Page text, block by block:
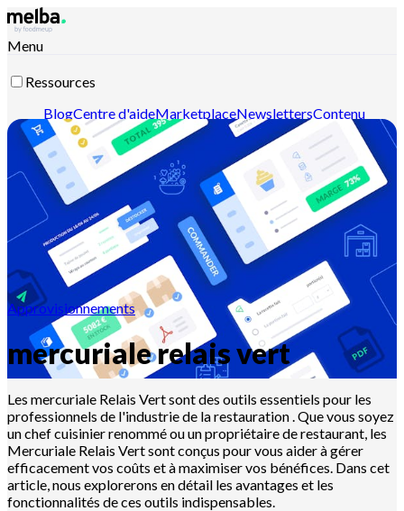
Menu
Ressources
BlogCentre d'aideMarketplaceNewslettersContenu
intelligentDocumentation APIDocumentation MCP
Contactez-nousDécouvrir melba
Approvisionnements
mercuriale relais vert
Les mercuriale Relais Vert sont des outils essentiels pour les
professionnels de l'industrie de la restauration . Que vous soyez
un chef cuisinier renommé ou un propriétaire de restaurant, les
Mercuriale Relais Vert sont conçus pour vous aider à gérer
efficacement vos coûts et à maximiser vos bénéfices. Dans cet
article, nous explorerons en détail les avantages et les
fonctionnalités de ces outils indispensables.